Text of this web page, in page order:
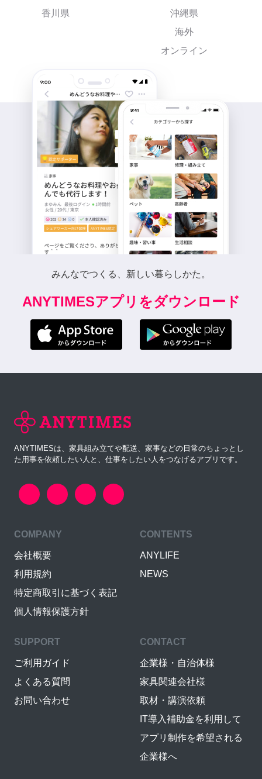
香川県
沖縄県
海外
オンライン
みんなでつくる、新しい暮らしかた。
ANYTIMESアプリをダウンロード
ANYTIMESは、家具組み立てや配送、家事などの日常のちょっとし
た用事を依頼したい人と、仕事をしたい人をつなげるアプリです。
COMPANY
会社概要
利用規約
特定商取引に基づく表記
個人情報保護方針
CONTENTS
ANYLIFE
NEWS
SUPPORT
ご利用ガイド
よくある質問
お問い合わせ
CONTACT
企業様・自治体様
家具関連会社様
取材・講演依頼
IT導入補助金を利用して
アプリ制作を希望される
企業様へ